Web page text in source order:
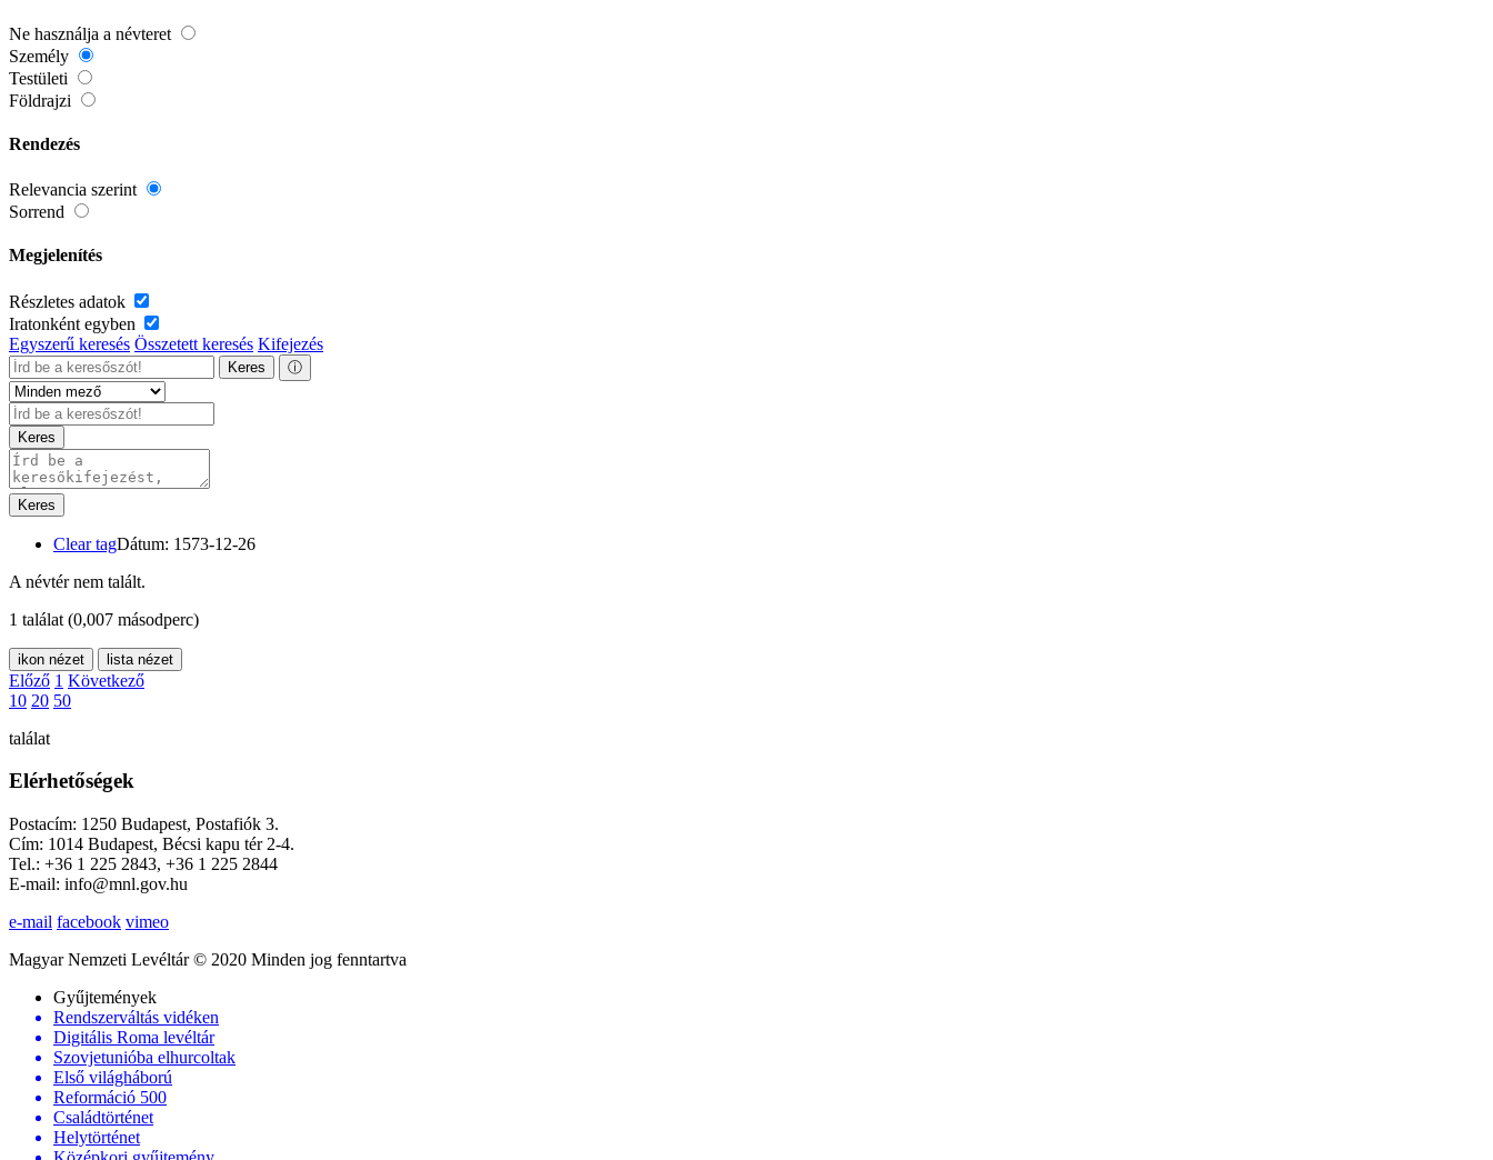
Ne használja a névteret
Személy
Testületi
Földrajzi
Rendezés
Relevancia szerint
Sorrend
Megjelenítés
Részletes adatok
Iratonként egyben
Egyszerű keresés Összetett keresés Kifejezés
Keres ⓘ
Keres
Keres
Clear tagDátum: 1573-12-26
A névtér nem talált.
1 találat (0,007 másodperc)
ikon nézet lista nézet
Előző 1 Következő
10 20 50
találat
Elérhetőségek
Postacím: 1250 Budapest, Postafiók 3.
Cím: 1014 Budapest, Bécsi kapu tér 2-4.
Tel.: +36 1 225 2843, +36 1 225 2844
E-mail: info@mnl.gov.hu
e-mail facebook vimeo
Magyar Nemzeti Levéltár © 2020 Minden jog fenntartva
Gyűjtemények
Rendszerváltás vidéken
Digitális Roma levéltár
Szovjetunióba elhurcoltak
Első világháború
Reformáció 500
Családtörténet
Helytörténet